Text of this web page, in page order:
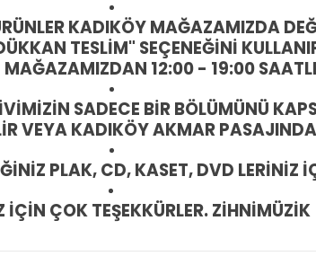
KADIKÖY MAĞAZAMIZDA
TESLİM" SEÇENEĞİNİ
12:00 - 19:00
SADECE BİR BÖLÜMÜNÜ
VEYA KADIKÖY AKMAR
PLAK, CD, KASET, DVD LERİNİZ
İÇİN ÇOK TEŞEKKÜRLER. ZİHNİMÜZİK